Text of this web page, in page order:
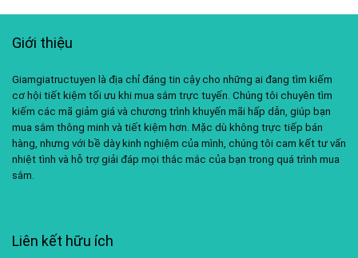
Giới thiệu
Giamgiatructuyen là địa chỉ đáng tin cậy cho những ai đang tìm kiếm
cơ hội tiết kiệm tối ưu khi mua sắm trực tuyến. Chúng tôi chuyên tìm
kiếm các mã giảm giá và chương trình khuyến mãi hấp dẫn, giúp bạn
mua sắm thông minh và tiết kiệm hơn. Mặc dù không trực tiếp bán
hàng, nhưng với bề dày kinh nghiệm của mình, chúng tôi cam kết tư vấn
nhiệt tình và hỗ trợ giải đáp mọi thắc mắc của bạn trong quá trình mua
sắm.
Liên kết hữu ích